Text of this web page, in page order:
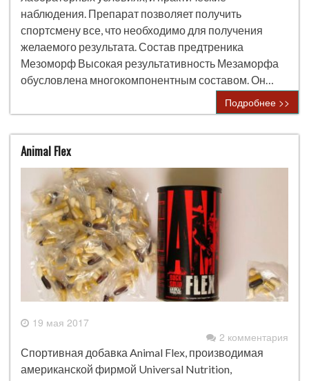
наблюдения. Препарат позволяет получить
спортсмену все, что необходимо для получения
желаемого результата. Состав предтреника
Мезоморф Высокая результативность Мезаморфа
обусловлена многокомпонентным составом. Он…
Подробнее >>
Animal Flex
19 мая 2017
2 комментария
Спортивная добавка Animal Flex, производимая
американской фирмой Universal Nutrition,